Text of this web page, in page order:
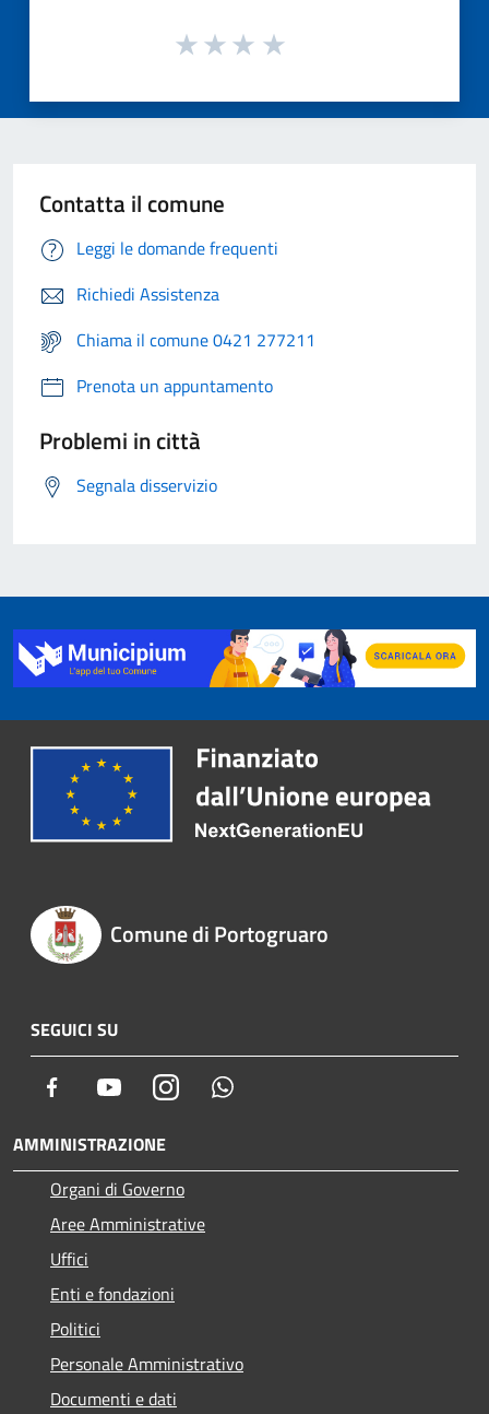
Contatta il comune
Leggi le domande frequenti
Richiedi Assistenza
Chiama il comune 0421 277211
Prenota un appuntamento
Problemi in città
Segnala disservizio
Comune di Portogruaro
SEGUICI SU
Facebook YoutubeInstagram
AMMINISTRAZIONE
Organi di Governo
Aree Amministrative
Uffici
Enti e fondazioni
Politici
Personale Amministrativo
Documenti e dati